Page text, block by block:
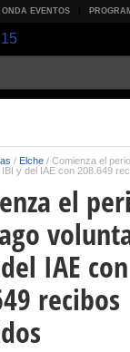
ONDA EVENTOS
/ Elche / Comienza el
y del IAE con 208.649
el
IAE con
recibos